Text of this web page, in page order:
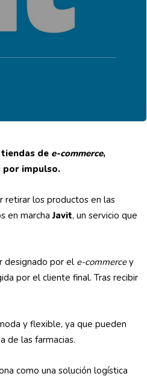
de e-commerce,
por impulso.
retirar los productos en las
en marchaJavit, un servicio que
designado por el e-commercey
por el cliente final. Tras recibir
y flexible, ya que pueden
de las farmacias.
como una solución logística